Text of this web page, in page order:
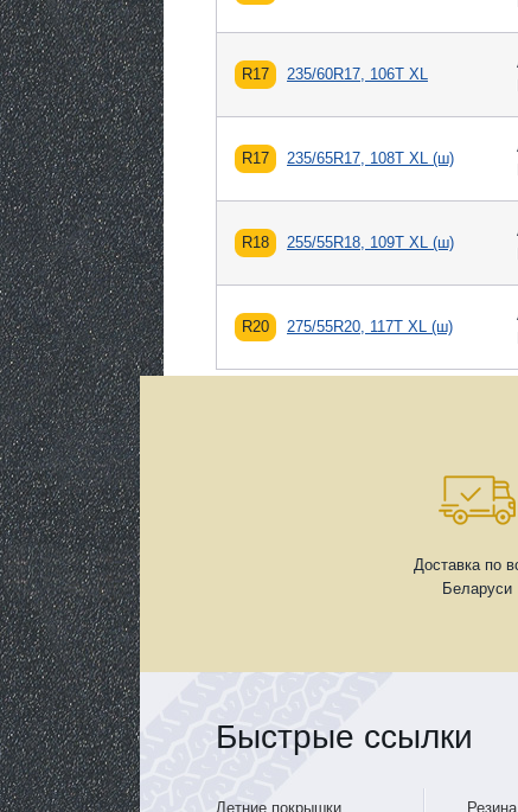
R17 235/60R17, 106T XL
R17 235/65R17, 108T XL (ш)
R18 255/55R18, 109T XL (ш)
R20 275/55R20, 117T XL (ш)
Доставка по
Беларуси
Быстрые ссылки
Летние покрышки